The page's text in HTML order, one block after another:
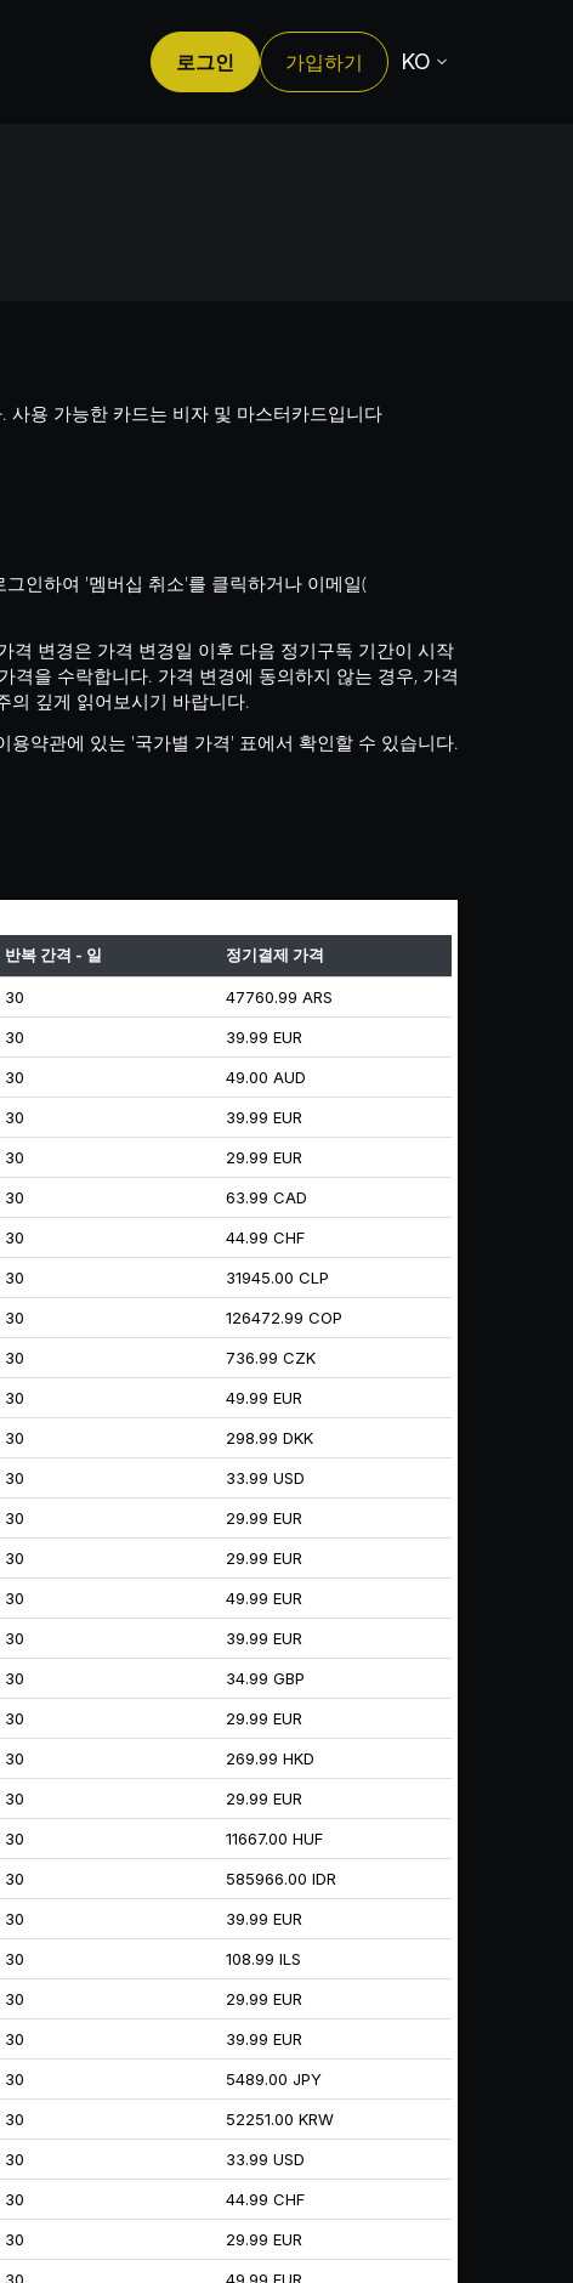
로그인 가입하기 KO
사용 가능한 카드는 비자 및 마스터카드입니다
인하여 '멤버십 취소'를 클릭하거나 이메일(
격 변경은 가격 변경일 이후 다음 정기구독 기간이 시작
을 수락합니다. 가격 변경에 동의하지 않는 경우, 가격
의 깊게 읽어보시기 바랍니다.
약관에 있는 '국가별 가격' 표에서 확인할 수 있습니다.
반복 간격 - 일 정기결제 가격
30 47760.99 ARS
30 39.99 EUR
30 49.00 AUD
30 39.99 EUR
30 29.99 EUR
30 63.99 CAD
30 44.99 CHF
30 31945.00 CLP
30 126472.99 COP
30 736.99 CZK
30 49.99 EUR
30 298.99 DKK
30 33.99 USD
30 29.99 EUR
30 29.99 EUR
30 49.99 EUR
30 39.99 EUR
30 34.99 GBP
30 29.99 EUR
30 269.99 HKD
30 29.99 EUR
30 11667.00 HUF
30 585966.00 IDR
30 39.99 EUR
30 108.99 ILS
30 29.99 EUR
30 39.99 EUR
30 5489.00 JPY
30 52251.00 KRW
30 33.99 USD
30 44.99 CHF
30 29.99 EUR